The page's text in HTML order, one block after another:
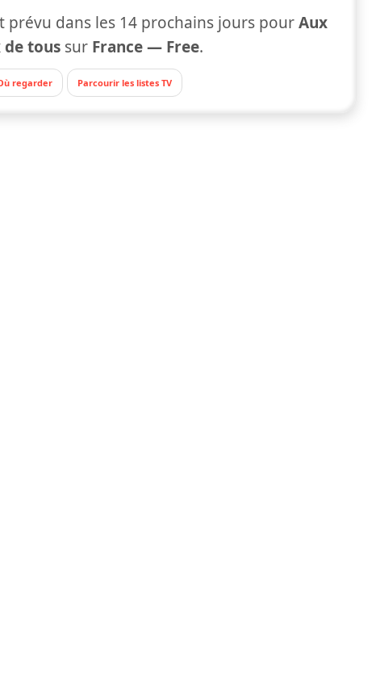
prévu dans les 14 prochains jours pourAux
de tous sur France — Free.
regarder Parcourir les listes TV